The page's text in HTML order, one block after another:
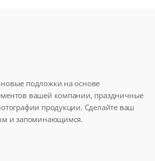
подложки на основе
вашей компании, праздничные
продукции. Сделайте ваш
и запоминающимся.